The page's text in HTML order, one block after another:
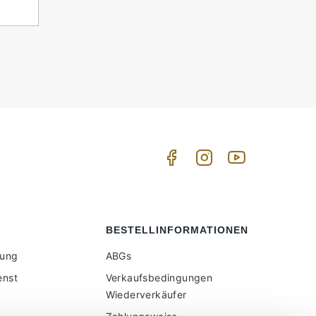
BESTELLINFORMATIONEN
ABGs
Verkaufsbedingungen
Wiederverkäufer